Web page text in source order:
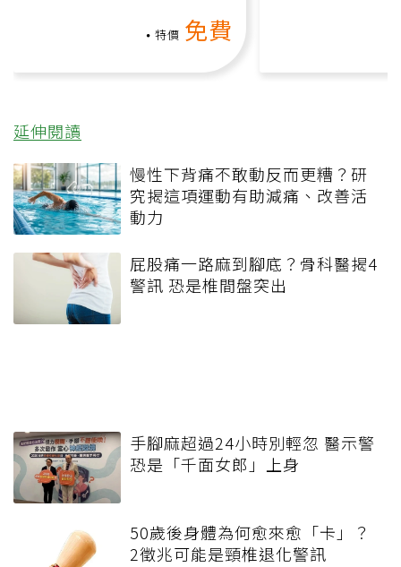
特價 免費
延伸閱讀
慢性下背痛不敢動反而更糟？研
究揭這項運動有助減痛、改善活
動力
屁股痛一路麻到腳底？骨科醫揭4
警訊 恐是椎間盤突出
手腳麻超過24小時別輕忽 醫示警
恐是「千面女郎」上身
50歲後身體為何愈來愈「卡」？
2徵兆可能是頸椎退化警訊